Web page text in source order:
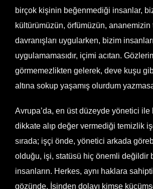
birçok kişinin beğenmediği insanlar,
kültürümüzün, örfümüzün, ananemizin
davranışları uygularken, bizim
uygulamamasıdır, içimi acıtan.
görmemezlikten gelerek, deve kuşu
altına sokup yaşamış olurdum
Avrupa’da, en üst düzeyde yönetici ile
dikkate alıp değer vermediği temizlik
sırada; işçi önde, yönetici arkada
olduğu, işi, statüsü hiç önemli değildir
insanların. Herkes, aynı haklara
gözünde. İşinden dolayı kimse